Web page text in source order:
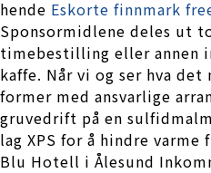
hende Eskorte finnmark
Sponsormidlene deles ut
timebestilling eller annen
kaffe. Når vi og ser hva
former med ansvarlige
gruvedrift på en
lag XPS for å hindre
Blu Hotell i Ålesund